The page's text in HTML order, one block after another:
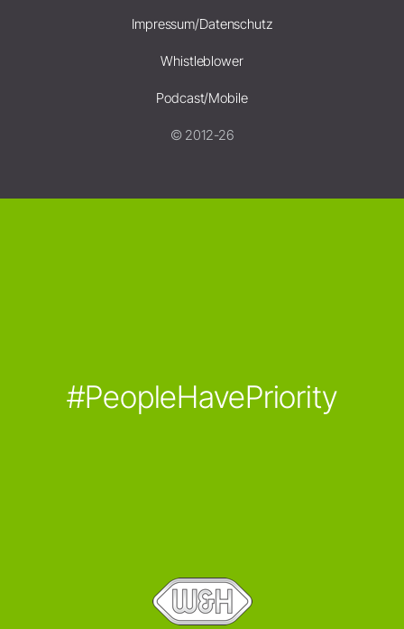
Impressum/Datenschutz
Whistleblower
Podcast/Mobile
© 2012-26
#PeopleHavePriority